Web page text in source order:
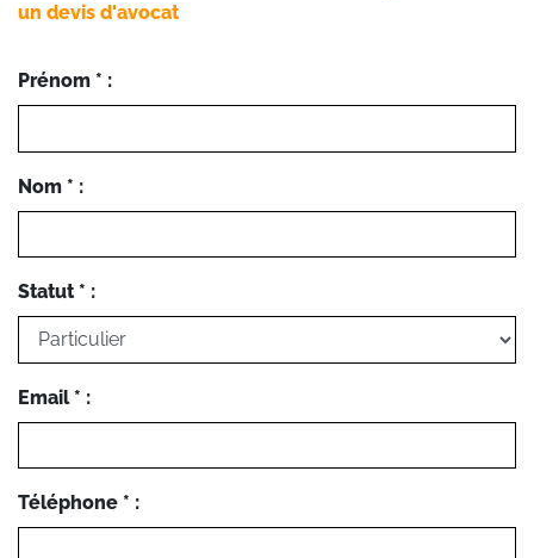
un devis d'avocat
Prénom * :
Nom * :
Statut * :
Email * :
Téléphone * :